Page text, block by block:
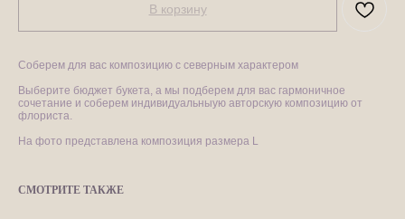
В корзину
Соберем для вас композицию с северным характером
Выберите бюджет букета, а мы подберем для вас гармоничное
сочетание и соберем индивидуальныую авторскую композицию от
флориста.
На фото представлена композиция размера L
СМОТРИТЕ ТАКЖЕ